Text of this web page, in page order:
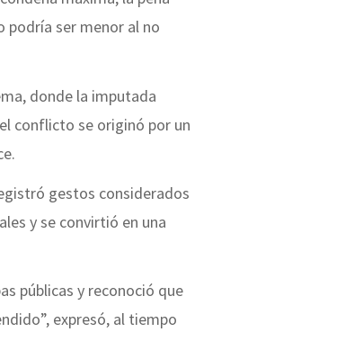
podría ser menor al no
donde la imputada
conflicto se originó por un
gestos considerados
y se convirtió en una
públicas y reconoció que
expresó, al tiempo